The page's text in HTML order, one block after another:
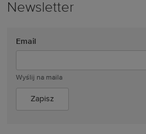
Newsletter
Email
Wyślij na maila